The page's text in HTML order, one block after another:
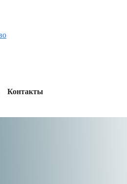
Контакты